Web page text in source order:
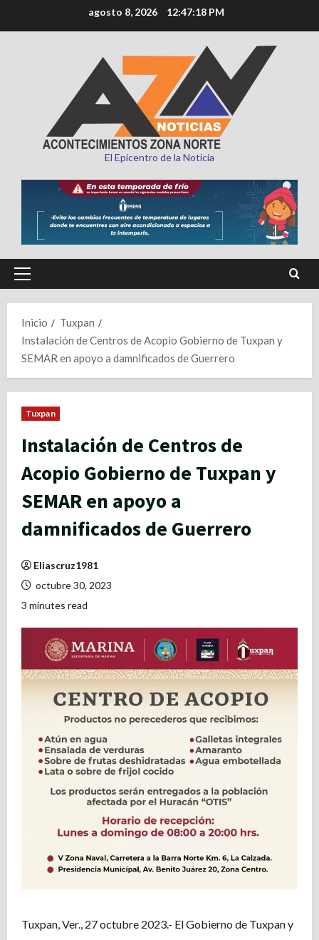
al
agosto 8, 2026 12:47:19 PM
El Epicentro de la Noticia
Menú
Inicio
Tuxpan
Instalación de Centros de Acopio Gobierno de Tuxpan y
SEMAR en apoyo a damnificados de Guerrero
Tuxpan
Instalación de Centros de
Acopio Gobierno de Tuxpan y
SEMAR en apoyo a
damnificados de Guerrero
Eliascruz1981
octubre 30, 2023
3 minutes read
Tuxpan, Ver., 27 octubre 2023.- El Gobierno de Tuxpan y